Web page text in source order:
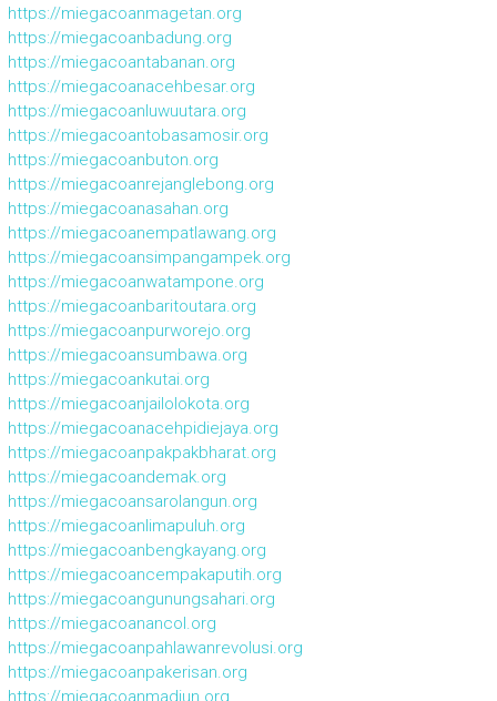
https://miegacoanmagetan.org
https://miegacoanbadung.org
https://miegacoantabanan.org
https://miegacoanacehbesar.org
https://miegacoanluwuutara.org
https://miegacoantobasamosir.org
https://miegacoanbuton.org
https://miegacoanrejanglebong.org
https://miegacoanasahan.org
https://miegacoanempatlawang.org
https://miegacoansimpangampek.org
https://miegacoanwatampone.org
https://miegacoanbaritoutara.org
https://miegacoanpurworejo.org
https://miegacoansumbawa.org
https://miegacoankutai.org
https://miegacoanjailolokota.org
https://miegacoanacehpidiejaya.org
https://miegacoanpakpakbharat.org
https://miegacoandemak.org
https://miegacoansarolangun.org
https://miegacoanlimapuluh.org
https://miegacoanbengkayang.org
https://miegacoancempakaputih.org
https://miegacoangunungsahari.org
https://miegacoanancol.org
https://miegacoanpahlawanrevolusi.org
https://miegacoanpakerisan.org
https://miegacoanmadiun.org